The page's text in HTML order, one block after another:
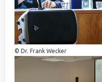
© Dr. Frank Wecker